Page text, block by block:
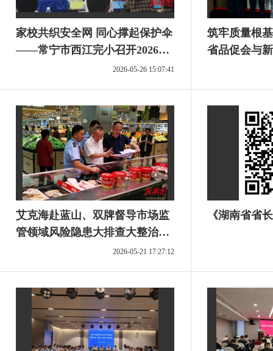
家校共织安全网 同心撑起保护伞
——常宁市西江完小召开2026年
2026-05-26 15:07:41
筑牢质量根
省品促会与
艾克海赴蓝山、双牌督导市场监
管领域风险隐患大排查大整治工
2026-05-21 17:27:12
《湖南省省